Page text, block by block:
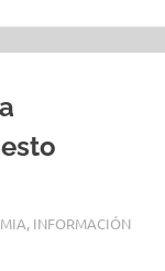
, INFORMACIÓN